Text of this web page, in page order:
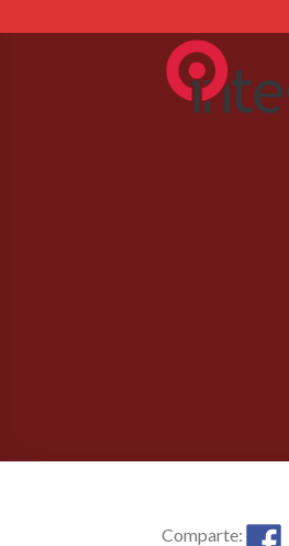
to
Comparte: